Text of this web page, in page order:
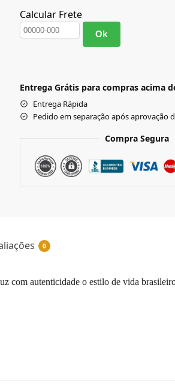
Calcular Frete
Ok
Entrega Grátis para compras acima
Entrega Rápida
Pedido em separação após aprovação
Compra Segura
0
com autenticidade o estilo de vida